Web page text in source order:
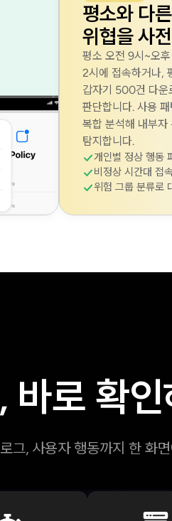
평소와 다
위협을 사
평소 오전 9시~오
2시에 접속하거나,
갑자기 500건 다운
판단합니다. 사용 패
복합 분석해 내부자
탐지합니다.
개인별 정상 행동
비정상 시간대 접
위험 그룹 분류로
바로 확
그, 사용자 행동까지 한 화